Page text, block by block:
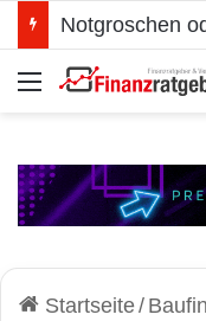
Menü
Startseite/